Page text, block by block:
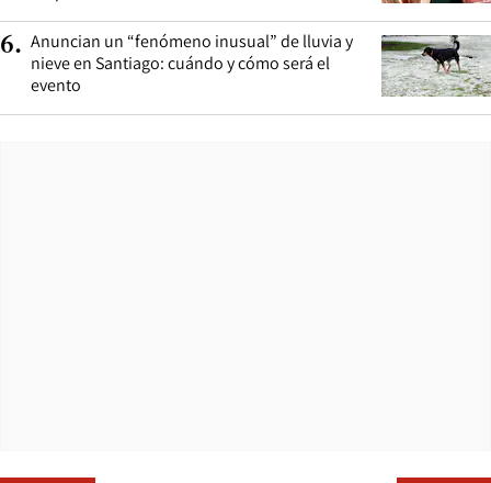
6. Anuncian un “fenómeno inusual” de lluvia y
nieve en Santiago: cuándo y cómo será el
evento